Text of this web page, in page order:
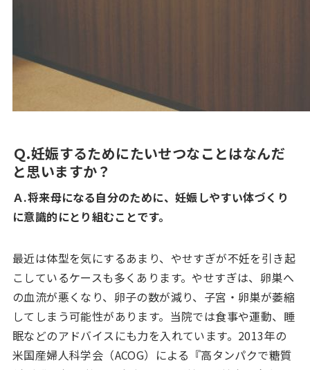
Ｑ.妊娠するためにたいせつなことはなんだ
と思いますか？
Ａ.将来母になる自分のために、妊娠しやすい体づくり
に意識的にとり組むことです。
最近は体型を気にするあまり、やせすぎが不妊を引き起
こしているケースも多くあります。やせすぎは、卵巣へ
の血流が悪くなり、卵子の数が減り、子宮・卵巣が萎縮
してしまう可能性があります。当院では食事や運動、睡
眠などのアドバイスにも力を入れています。2013年の
米国産婦人科学会（ACOG）による『高タンパクで糖質